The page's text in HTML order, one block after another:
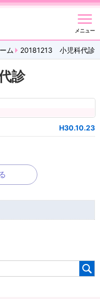
メニュー
ム 20181213 小児科代診
診
H30.10.23